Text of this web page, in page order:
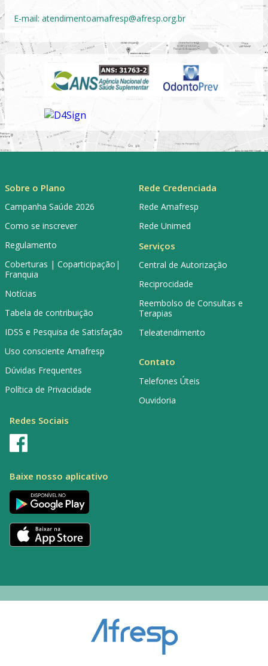
E-mail: atendimentoamafresp@afresp.org.br
Sobre o Plano
Campanha Saúde 2026
Como se inscrever
Regulamento
Coberturas | Coparticipação|
Franquia
Notícias
Tabela de contribuição
IDSS e Pesquisa de Satisfação
Uso consciente Amafresp
Dúvidas Frequentes
Política de Privacidade
Rede Credenciada
Rede Amafresp
Rede Unimed
Serviços
Central de Autorização
Reciprocidade
Reembolso de Consultas e
Terapias
Teleatendimento
Contato
Telefones Úteis
Ouvidoria
Redes Sociais
Baixe nosso aplicativo